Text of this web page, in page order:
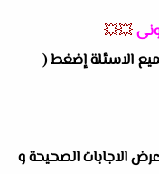
💥💥
الاسئلة إضغط (
الاجابات الصحيحة و